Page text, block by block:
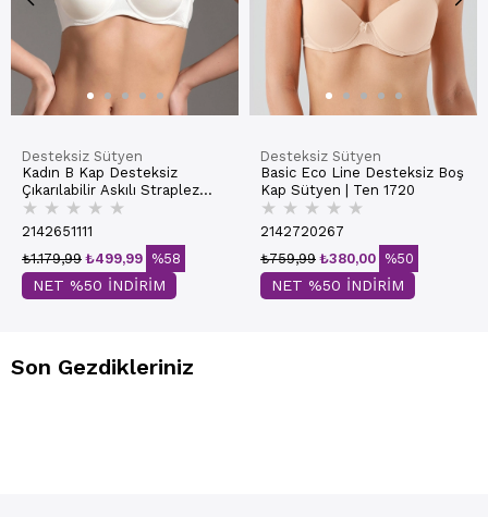
Desteksiz Sütyen
Kadın B Kap Desteksiz
Çıkarılabilir Askılı Straplez
Basic Sütyen | Ekru 7050
★ ★ ★ ★ ★
2142651111
₺499,99
₺1.179,99 %58
NET %50 İNDİRİM
Desteksiz Sütyen
Basic Eco Line Desteksiz Boş
Kap Sütyen | Ten 1720
★ ★ ★ ★ ★
2142720267
₺380,00
₺759,99 %50
NET %50 İNDİRİM
Son Gezdikleriniz